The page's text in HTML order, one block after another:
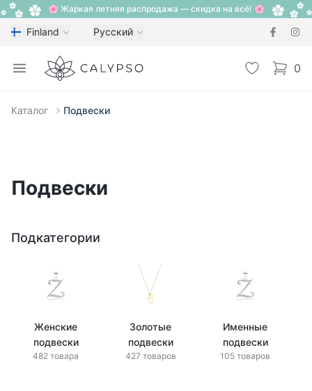
🌸 Жаркая летняя распродажа — скидка на всё! 🌸
Finland Русский
Open menu
Calypso Избранное
0
items
Каталог Подвески
Подвески
Подкатегории
Женские
подвески
482 товара
Золотые
подвески
427 товаров
Именные
подвески
105 товаров